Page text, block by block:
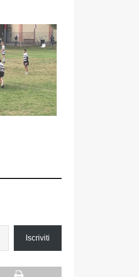
Iscriviti